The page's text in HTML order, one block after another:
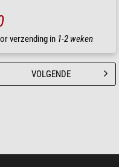
verzending in 1-2 weken
VOLGENDE